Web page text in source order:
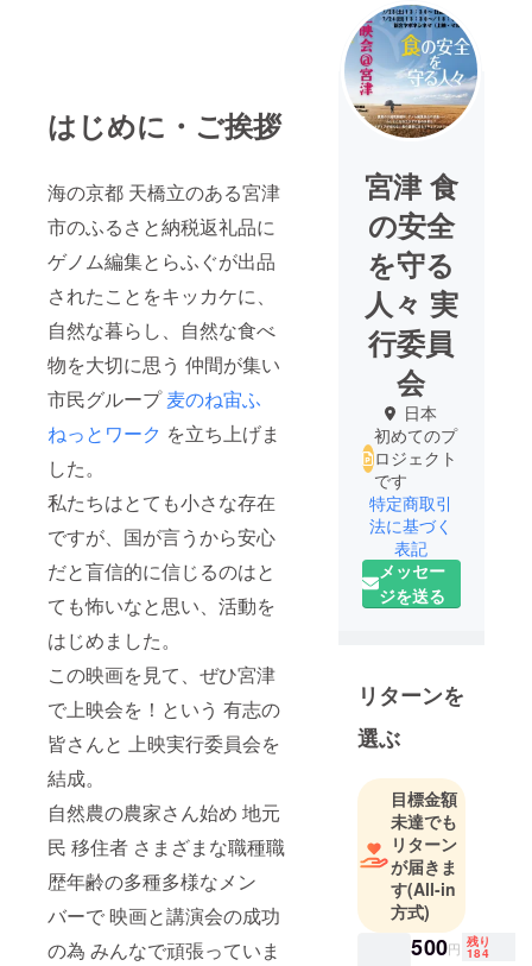
はじめに・ご挨拶
海の京都 天橋立のある宮津
市のふるさと納税返礼品に
ゲノム編集とらふぐが出品
されたことをキッカケに、
自然な暮らし、自然な食べ
物を大切に思う 仲間が集い
市民グループ麦のね宙ふ
ねっとワーク を立ち上げま
した。
私たちはとても小さな存在
ですが、国が言うから安心
だと盲信的に信じるのはと
ても怖いなと思い、活動を
はじめました。
この映画を見て、ぜひ宮津
で上映会を！という 有志の
皆さんと 上映実行委員会を
結成。
自然農の農家さん始め 地元
民 移住者 さまざまな職種職
歴年齢の多種多様なメン
バーで 映画と講演会の成功
の為 みんなで頑張っていま
宮津 食
の安全
を守る
人々 実
行委員
会
日本
初めてのプ
ロジェクト
です
特定商取引
法に基づく
表記
メッセー
ジを送る
リターンを
選ぶ
目標金額
未達でも
リターン
が届きま
す(All-in
方式)
500円 残り
184